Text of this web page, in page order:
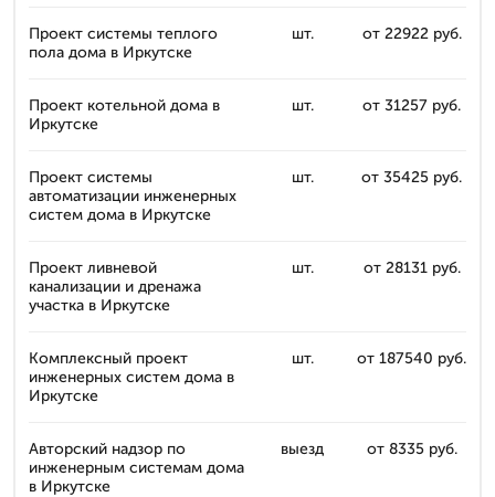
Проект системы теплого
пола дома в Иркутске
шт. от 22922 руб.
Проект котельной дома в
Иркутске
шт. от 31257 руб.
Проект системы
автоматизации инженерных
систем дома в Иркутске
шт. от 35425 руб.
Проект ливневой
канализации и дренажа
участка в Иркутске
шт. от 28131 руб.
Комплексный проект
инженерных систем дома в
Иркутске
шт. от 187540 руб.
Авторский надзор по
инженерным системам дома
в Иркутске
выезд от 8335 руб.